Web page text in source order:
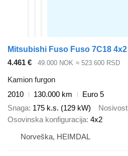
4.461 € 49.000 NOK ≈ 523.600 RSD
Kamion furgon
2010
130.000 km
Euro 5
Snaga 175 k.s. (129 kW) Nosivost
Osovinska konfiguracija 4x2
Norveška, HEIMDAL